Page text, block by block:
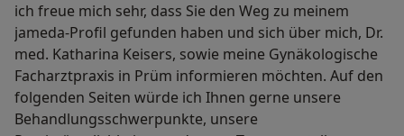
ich freue mich sehr, dass Sie den Weg zu meinem
jameda-Profil gefunden haben und sich über mich, Dr.
med. Katharina Keisers, sowie meine Gynäkologische
Facharztpraxis in Prüm informieren möchten. Auf den
folgenden Seiten würde ich Ihnen gerne unsere
Behandlungsschwerpunkte, unsere